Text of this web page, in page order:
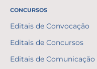
CONCURSOS
Editais de Convocação
Editais de Concursos
Editais de Comunicação